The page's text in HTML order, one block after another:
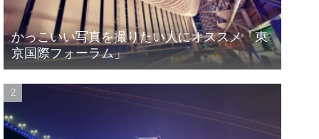
かっこいい写真を撮りたい人にオススメ「東
京国際フォーラム」